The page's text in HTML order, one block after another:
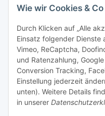
Wie wir Cookies &
Durch Klicken auf „Alle
Einsatz folgender Dienste
Vimeo, ReCaptcha,
und Ratenzahlung,
Conversion Tracking,
Einstellung jederzeit
unten). Weitere Details
in unserer
Information
Zahlung und